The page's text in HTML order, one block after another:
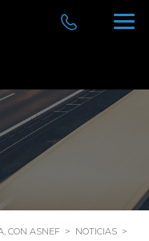
CON ASNEF > NOTICIAS >